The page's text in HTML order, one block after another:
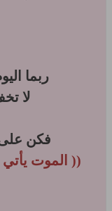
ربما
لا
فكن على
(( الموت يأتي